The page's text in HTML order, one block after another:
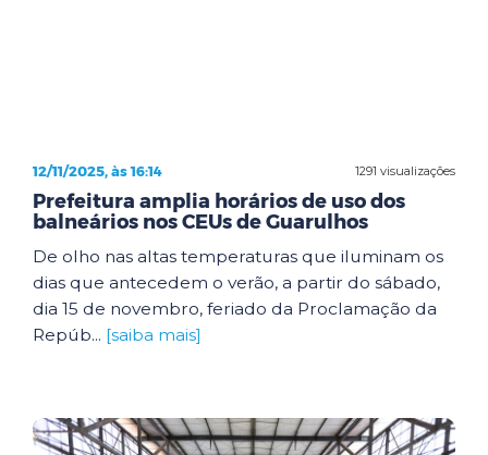
1291 visualizações
12/11/2025, às 16:14
Prefeitura amplia horários de uso dos
balneários nos CEUs de Guarulhos
De olho nas altas temperaturas que iluminam os
dias que antecedem o verão, a partir do sábado,
dia 15 de novembro, feriado da Proclamação da
Repúb... [saiba mais]